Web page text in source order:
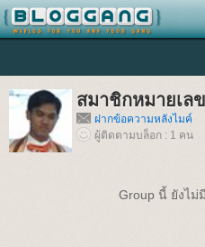
สมาชิกหมายเล
ฝากข้อความหลังไมค์
ผู้ติดตามบล็อก : 1 คน
Group นี้ ยังไม่